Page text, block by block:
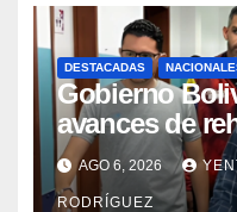
DESTACADAS
Gobierno
avances de
en el Hospital
Vargas
AGO 6, 2026
RODRÍGUEZ